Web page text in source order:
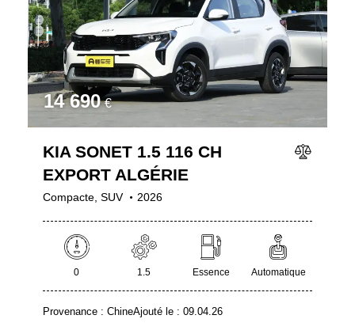
14 690 €
KIA SONET 1.5 116 CH
EXPORT ALGÉRIE
Compacte,SUV 2026
0 1.5 Essence Automatique
Provenance : ChineAjouté le : 09.04.26